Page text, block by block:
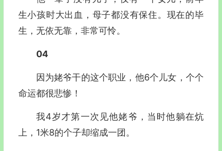
生小孩时大出血，母子都没有保住。现在的毕
生，无依无靠，非常可怜。
04
因为姥爷干的这个职业，他6个儿女，个个
命运都很悲惨！
我4岁才第一次见他姥爷，当时他躺在炕
上，1米8的个子却缩成一团。